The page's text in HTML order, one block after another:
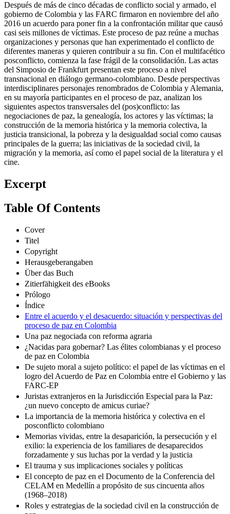
Después de más de cinco décadas de conflicto social y armado, el
gobierno de Colombia y las FARC firmaron en noviembre del año
2016 un acuerdo para poner fin a la confrontación militar que causó
casi seis millones de víctimas. Este proceso de paz reúne a muchas
organizaciones y personas que han experimentado el conflicto de
diferentes maneras y quieren contribuir a su fin. Con el multifacético
posconflicto, comienza la fase frágil de la consolidación. Las actas
del Simposio de Frankfurt presentan este proceso a nivel
transnacional en diálogo germano-colombiano. Desde perspectivas
interdisciplinares personajes renombrados de Colombia y Alemania,
en su mayoría participantes en el proceso de paz, analizan los
siguientes aspectos transversales del (pos)conflicto: las
negociaciones de paz, la genealogía, los actores y las víctimas; la
construcción de la memoria histórica y la memoria colectiva, la
justicia transicional, la pobreza y la desigualdad social como causas
principales de la guerra; las iniciativas de la sociedad civil, la
migración y la memoria, así como el papel social de la literatura y el
cine.
Excerpt
Table Of Contents
Cover
Titel
Copyright
Herausgeberangaben
Über das Buch
Zitierfähigkeit des eBooks
Prólogo
Índice
Entre el acuerdo y el desacuerdo: situación y perspectivas del
proceso de paz en Colombia
Una paz negociada con reforma agraria
¿Nacidas para gobernar? Las élites colombianas y el proceso
de paz en Colombia
De sujeto moral a sujeto político: el papel de las víctimas en el
logro del Acuerdo de Paz en Colombia entre el Gobierno y las
FARC-EP
Juristas extranjeros en la Jurisdicción Especial para la Paz:
¿un nuevo concepto de amicus curiae?
La importancia de la memoria histórica y colectiva en el
posconflicto colombiano
Memorias vividas, entre la desaparición, la persecución y el
exilio: la experiencia de los familiares de desaparecidos
forzadamente y sus luchas por la verdad y la justicia
El trauma y sus implicaciones sociales y políticas
El concepto de paz en el Documento de la Conferencia del
CELAM en Medellín a propósito de sus cincuenta años
(1968–2018)
Roles y estrategias de la sociedad civil en la construcción de